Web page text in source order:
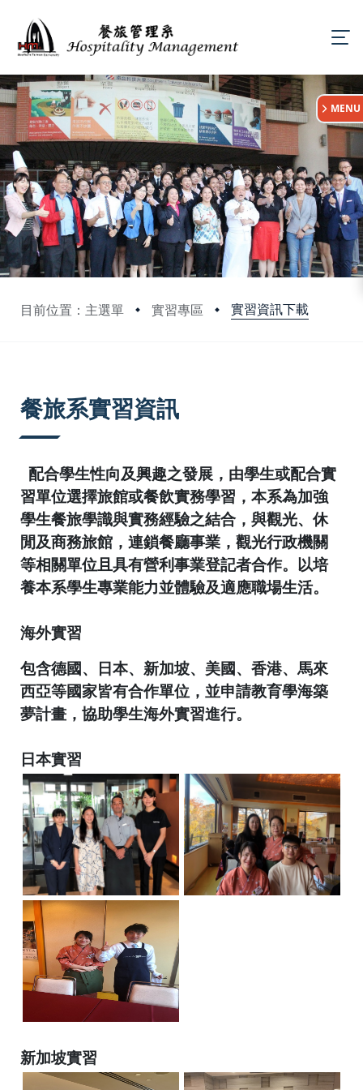
目前位置：主選單 實習專區 實習資訊下載
:::
MENU
餐旅系實習資訊
配合學生性向及興趣之發展，由學生或配合實
習單位選擇旅館或餐飲實務學習，本系為加強
學生餐旅學識與實務經驗之結合，與觀光、休
閒及商務旅館，連鎖餐廳事業，觀光行政機關
等相關單位且具有營利事業登記者合作。以培
養本系學生專業能力並體驗及適應職場生活。
海外實習
包含德國、日本、新加坡、美國、香港、馬來
西亞等國家皆有合作單位，並申請教育學海築
夢計畫，協助學生海外實習進行。
日本實習
新加坡實習